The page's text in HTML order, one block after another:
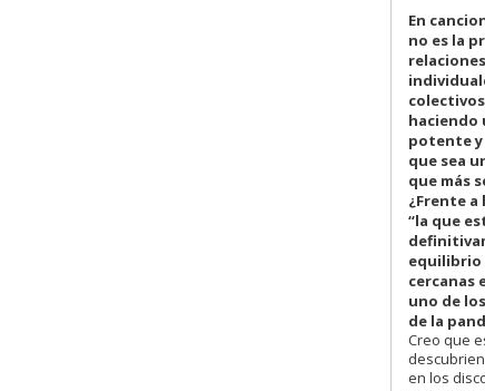
En
no es la
haciendo
potente y
que sea
que más
¿Frente a
“la que
equilibrio
cercanas
uno de
de la
Creo que
en los